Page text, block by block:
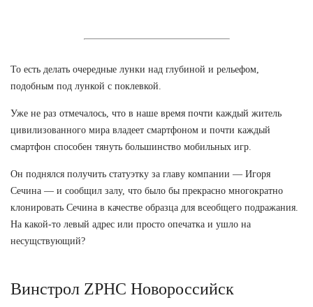
То есть делать очередные лунки над глубиной и рельефом,
подобным под лункой с поклевкой.
Уже не раз отмечалось, что в наше время почти каждый житель
цивилизованного мира владеет смартфоном и почти каждый
смартфон способен тянуть большинство мобильных игр.
Он поднялся получить статуэтку за главу компании — Игоря
Сечина — и сообщил залу, что было бы прекрасно многократно
клонировать Сечина в качестве образца для всеобщего подражания.
На какой-то левый адрес или просто опечатка и ушло на
несущствующий?
Винстрол ZPHC Новороссийск